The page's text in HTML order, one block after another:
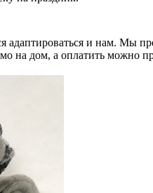
адаптироваться и нам. Мы
на дом, а оплатить можно